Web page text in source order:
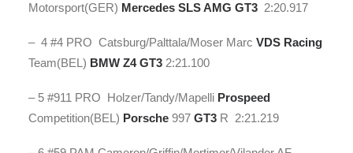
Motorsport(GER) Mercedes SLS AMG GT3 2:20.917
– 4 #4 PRO Catsburg/Palttala/Moser Marc VDS Racing
Team(BEL) BMW Z4 GT3 2:21.100
– 5 #911 PRO Holzer/Tandy/Mapelli Prospeed
Competition(BEL) Porsche 997 GT3 R 2:21.219